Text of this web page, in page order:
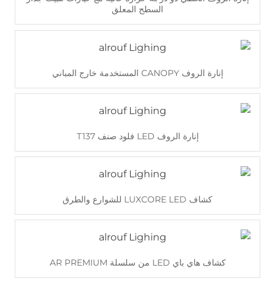
السطح المعلق
اقرأ أكثر إنارة الروف CANOPY المستخدمة خارج المباني
إنارة الروف LED فلود صنف T137
كشاف LUXCORE LED للشوارع والطرق
كشاف هاي باي LED من سلسلة AR PREMIUM